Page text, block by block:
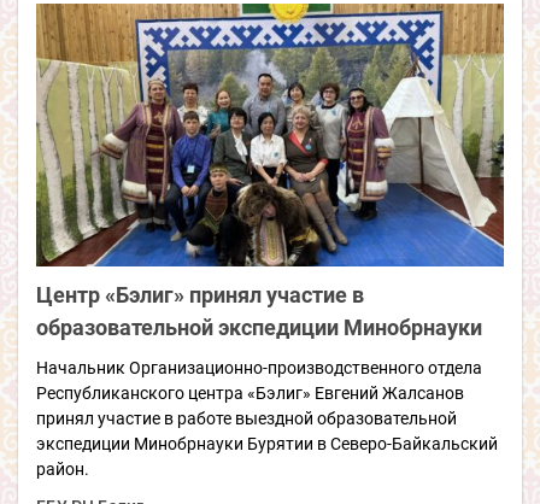
Центр «Бэлиг» принял участие в
образовательной экспедиции Минобрнауки
Начальник Организационно-производственного отдела
Республиканского центра «Бэлиг» Евгений Жалсанов
принял участие в работе выездной образовательной
экспедиции Минобрнауки Бурятии в Северо-Байкальский
район.